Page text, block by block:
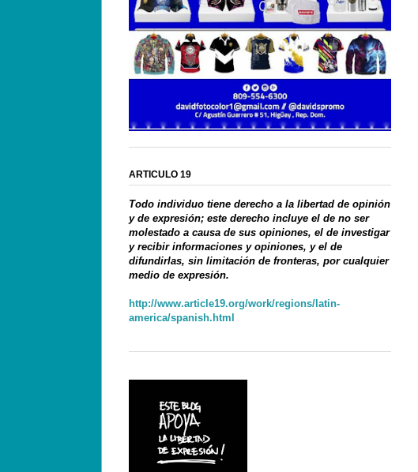
ARTICULO 19
Todo individuo tiene derecho a la libertad de opinión
y de expresión; este derecho incluye el de no ser
molestado a causa de sus opiniones, el de investigar
y recibir informaciones y opiniones, y el de
difundirlas, sin limitación de fronteras, por cualquier
medio de expresión.
http://www.article19.org/work/regions/latin-
america/spanish.html